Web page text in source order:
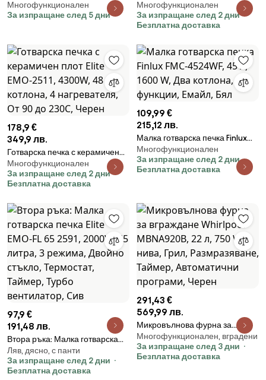
MW2030MS, 700W, 20 литра,
Размразяване, Загряване,
Многофункционален
За изпращане след 5 дни
плот Oliver Voltz OV51441E45,
4300 W, 45L, 90-230C,
Вентилатор, Осветление,
Многофункционален
За изпращане след 2 дни
Безплатна доставка
178,9 €
349,9 лв.
Готварска печка с керамичен
плот Elite EMO-2511, 4300W, 48
л, 2 котлона, 4 нагревателя, От
90 до 230C, Черен
Многофункционален
За изпращане след 2 дни
Безплатна доставка
109,99 €
215,12 лв.
Малка готварска печка Finlux
FMC-4524WF, 45 л, 1600 W, Два
котлона, 3 функции, Емайл,
Бял
Многофункционален
За изпращане след 2 дни
Безплатна доставка
97,9 €
191,48 лв.
Втора ръка: Малка готварска
печка Elite EMO-FL 65 2591,
2000W, 65 литра, 3 режима,
Двойно стъкло, Термостат,
Ляв, дясно, с панти
За изпращане след 2 дни
Безплатна доставка
291,43 €
569,99 лв.
Микровълнова фурна за
вграждане Whirlpool
MBNA920B, 22 л, 750 W, 4 нива,
Грил, Размразяване, Таймер,
Многофункционален, вградени
За изпращане след 3 дни
Безплатна доставка